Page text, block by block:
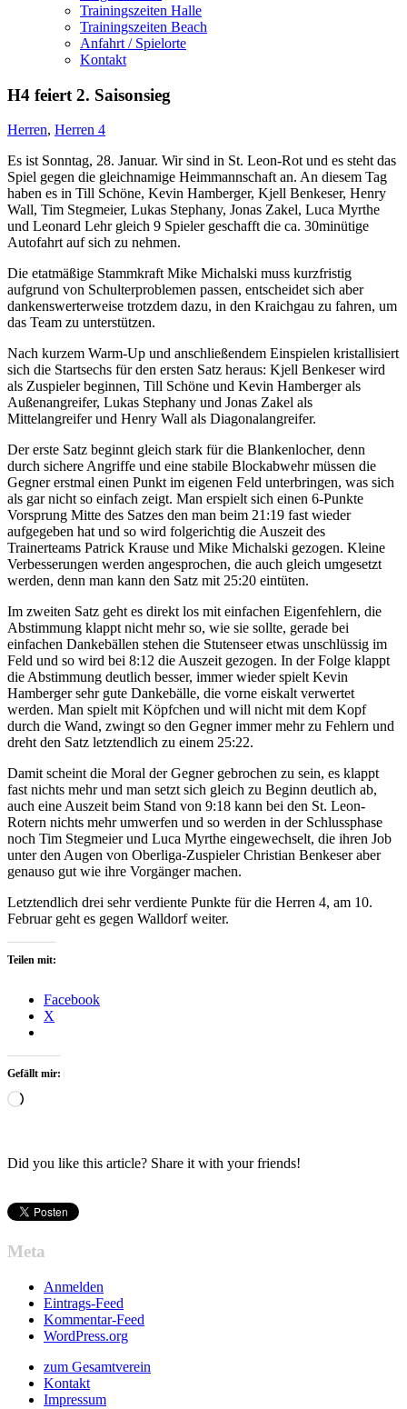
Trainingszeiten Halle
Trainingszeiten Beach
Anfahrt / Spielorte
Kontakt
H4 feiert 2. Saisonsieg
Herren, Herren 4
Es ist Sonntag, 28. Januar. Wir sind in St. Leon-Rot und es steht das
Spiel gegen die gleichnamige Heimmannschaft an. An diesem Tag
haben es in Till Schöne, Kevin Hamberger, Kjell Benkeser, Henry
Wall, Tim Stegmeier, Lukas Stephany, Jonas Zakel, Luca Myrthe
und Leonard Lehr gleich 9 Spieler geschafft die ca. 30minütige
Autofahrt auf sich zu nehmen.
Die etatmäßige Stammkraft Mike Michalski muss kurzfristig
aufgrund von Schulterproblemen passen, entscheidet sich aber
dankenswerterweise trotzdem dazu, in den Kraichgau zu fahren, um
das Team zu unterstützen.
Nach kurzem Warm-Up und anschließendem Einspielen kristallisiert
sich die Startsechs für den ersten Satz heraus: Kjell Benkeser wird
als Zuspieler beginnen, Till Schöne und Kevin Hamberger als
Außenangreifer, Lukas Stephany und Jonas Zakel als
Mittelangreifer und Henry Wall als Diagonalangreifer.
Der erste Satz beginnt gleich stark für die Blankenlocher, denn
durch sichere Angriffe und eine stabile Blockabwehr müssen die
Gegner erstmal einen Punkt im eigenen Feld unterbringen, was sich
als gar nicht so einfach zeigt. Man erspielt sich einen 6-Punkte
Vorsprung Mitte des Satzes den man beim 21:19 fast wieder
aufgegeben hat und so wird folgerichtig die Auszeit des
Trainerteams Patrick Krause und Mike Michalski gezogen. Kleine
Verbesserungen werden angesprochen, die auch gleich umgesetzt
werden, denn man kann den Satz mit 25:20 eintüten.
Im zweiten Satz geht es direkt los mit einfachen Eigenfehlern, die
Abstimmung klappt nicht mehr so, wie sie sollte, gerade bei
einfachen Dankebällen stehen die Stutenseer etwas unschlüssig im
Feld und so wird bei 8:12 die Auszeit gezogen. In der Folge klappt
die Abstimmung deutlich besser, immer wieder spielt Kevin
Hamberger sehr gute Dankebälle, die vorne eiskalt verwertet
werden. Man spielt mit Köpfchen und will nicht mit dem Kopf
durch die Wand, zwingt so den Gegner immer mehr zu Fehlern und
dreht den Satz letztendlich zu einem 25:22.
Damit scheint die Moral der Gegner gebrochen zu sein, es klappt
fast nichts mehr und man setzt sich gleich zu Beginn deutlich ab,
auch eine Auszeit beim Stand von 9:18 kann bei den St. Leon-
Rotern nichts mehr umwerfen und so werden in der Schlussphase
noch Tim Stegmeier und Luca Myrthe eingewechselt, die ihren Job
unter den Augen von Oberliga-Zuspieler Christian Benkeser aber
genauso gut wie ihre Vorgänger machen.
Letztendlich drei sehr verdiente Punkte für die Herren 4, am 10.
Februar geht es gegen Walldorf weiter.
Teilen mit:
Facebook
X
Gefällt mir:
Wird
Did you like this article? Share it with your friends!
Meta
Anmelden
Eintrags-Feed
Kommentar-Feed
WordPress.org
zum Gesamtverein
Kontakt
Impressum